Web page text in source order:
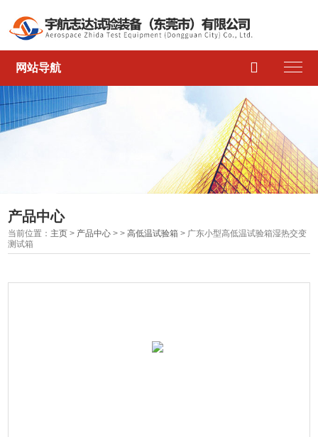
网站导航 
产品中心
当前位置： 主页 > 产品中心 > >高低温试验箱 > 广东小型高低温试验箱湿热交变
测试箱